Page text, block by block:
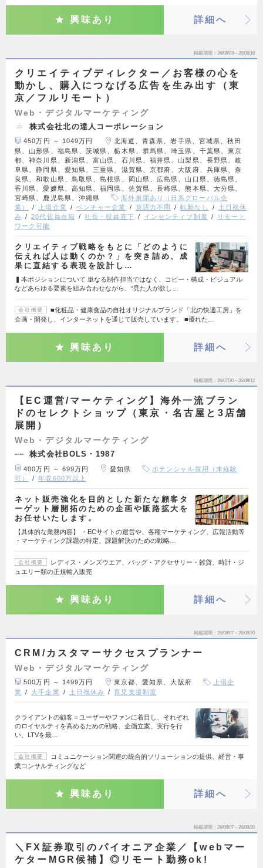
興味あり 詳細へ
掲載期間 26/08/03～26/08/16
クリエイティブディレクター／お客様の心を
動かし、購入につなげる広告を生み出す（東
京／フルリモート）
Web・デジタルマーケティング
株式会社北の達人コーポレーション
450万円 ～ 1049万円
北海道、青森県、岩手県、宮城県、秋田
県、山形県、福島県、茨城県、栃木県、群馬県、埼玉県、千葉県、東京
都、神奈川県、新潟県、富山県、石川県、福井県、山梨県、長野県、岐
阜県、静岡県、愛知県、三重県、滋賀県、京都府、大阪府、兵庫県、奈
良県、和歌山県、鳥取県、島根県、岡山県、広島県、山口県、徳島県、
香川県、愛媛県、高知県、福岡県、佐賀県、長崎県、熊本県、大分県、
宮崎県、鹿児島県、沖縄県
海外展開あり（日系グローバル企
業）
上場企業 ベンチャー企業 英語力不問 転勤なし
土日祝休
み
20代役員在籍 社長・役員直下 インセンティブ制度
リモート
ワーク可能
クリエイティブ戦略をもとに「どのように
伝えれば人は動くのか？」を突き詰め、成
果に直結する表現を設計し…
▍本ポジションについて 単なる制作担当ではなく、コピー・構成・ビジュアル
などあらゆる要素を組み合わせながら、“見た人が欲し…
会社概要
■化粧品・健康食品の自社オリジナルブランド「北の快適工房」を
企画・開発し、インターネットを通じて販売しています。 ■優れた…
興味あり 詳細へ
掲載期間 26/07/30～26/08/12
【EC運営/マーケティング】海外一流ブラン
ドのセレクトショップ（東京・名古屋と3店舗
展開）
Web・デジタルマーケティング
株式会社BOLS・1987
400万円 ～ 699万円 愛知県
ポテンシャル採用（未経験
可）
年収600万以上
ネット販売強化を目的とした新たな顧客タ
ーゲット層開拓のための企画や販路拡大を
お任せいたします。
【具体的な業務内容】 ・ECサイトの運営や、各種マーケティング、広報活動等
・マーケティング課題の特定、課題解決のための戦略…
会社概要
レディス・メンズウエア、バッグ・アクセサリー・雑貨、時計・ジ
ュエリー類の正規輸入販売
興味あり 詳細へ
掲載期間 26/08/07～26/08/20
CRM/カスタマーサクセスプランナー
Web・デジタルマーケティング
500万円 ～ 1499万円 東京都、愛知県、大阪府
上場企
業
大手企業 土日祝休み 育児支援制度
クライアントの顧客＝ユーザーやファンに着目し、それぞれ
のロイヤルティを高めるための戦略、企画立案、実行を行
い、LTVを最…
会社概要
コミュニケーション関連の統合的ソリューションの提供、経営・事
業コンサルティングなど
興味あり 詳細へ
掲載期間 26/08/07～26/08/20
＼FX証券取引のパイオニア企業／【webマー
ケターMGR候補】◎リモート勤務ok!